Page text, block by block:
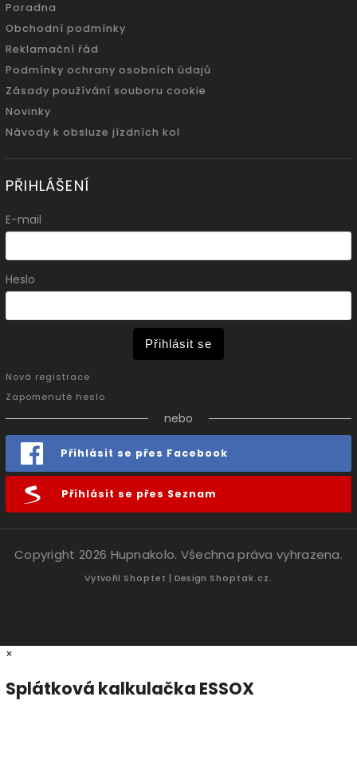
Poradna
Obchodní podmínky
Reklamační řád
Podmínky ochrany osobních údajů
Zásady používání souboru cookie
Novinky
Návody k obsluze jízdních kol
PŘIHLÁŠENÍ
E-mail
Heslo
Přihlásit se
Nová registrace
Zapomenuté heslo
nebo
Přihlásit se přes Facebook
Přihlásit se přes Seznam
Copyright 2026 Hupnakolo. Všechna práva vyhrazena.
Vytvořil Shoptet | Design Shoptak.cz.
×
Splátková kalkulačka ESSOX